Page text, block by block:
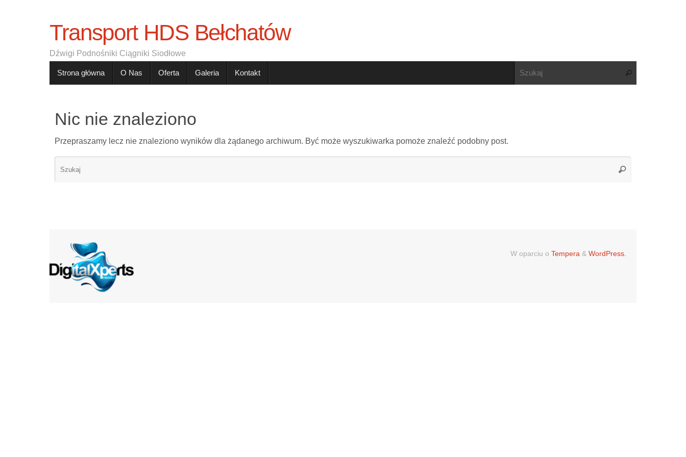
Transport HDS Bełchatów
Dźwigi Podnośniki Ciągniki Siodłowe
Strona główna O Nas Oferta Galeria Kontakt
Nic nie znaleziono
Przepraszamy lecz nie znaleziono wyników dla żądanego archiwum. Być może wyszukiwarka pomoże znaleźć podobny post.
W oparciu o Tempera & WordPress.